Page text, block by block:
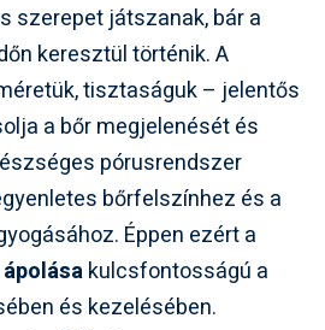
szerepet játszanak, bár a
keresztül történik. A
tisztaságuk – jelentős
a bőr megjelenését és
pórusrendszer
bőrfelszínhez és a
Éppen ezért a
kulcsfontosságú a
és kezelésében.